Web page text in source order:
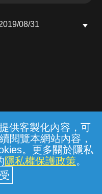
供客製化內容，可
閱覽本網站內容，
。更多關於隱私
隱私權保護政策。
08/31
務條款 隱私權保護
人家庭分公司
© 2026